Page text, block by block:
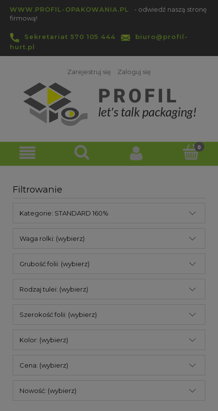
WWW.PROFIL-OPAKOWANIA.PL
- odwiedź naszą stronę
firmową!
Sekretariat 570 105 444
biuro@profil-
hurt.pl
Zarejestruj się Zaloguj się
Filtrowanie
Kategorie: STANDARD 160%
Waga rolki: (wybierz)
Grubość folii: (wybierz)
Rodzaj tulei: (wybierz)
Szerokość folii: (wybierz)
Kolor: (wybierz)
Cena: (wybierz)
Nowość: (wybierz)